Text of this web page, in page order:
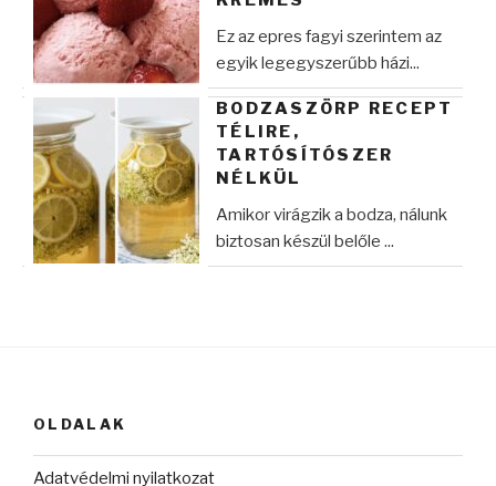
Ez az epres fagyi szerintem az
egyik legegyszerűbb házi...
BODZASZÖRP RECEPT
TÉLIRE,
TARTÓSÍTÓSZER
NÉLKÜL
Amikor virágzik a bodza, nálunk
biztosan készül belőle ...
OLDALAK
Adatvédelmi nyilatkozat